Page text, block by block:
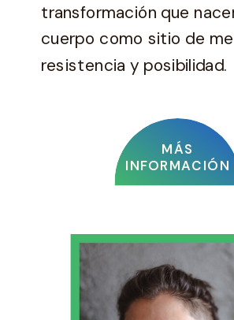
MÁS
INFORMACIÓN
transformación que
cuerpo como sitio de
resistencia y posibilidad.